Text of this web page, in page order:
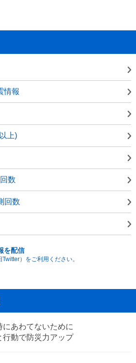
情報
上)
数
回数
を配信
）をご利用ください。
にあわてないために
行動で防災力アップ